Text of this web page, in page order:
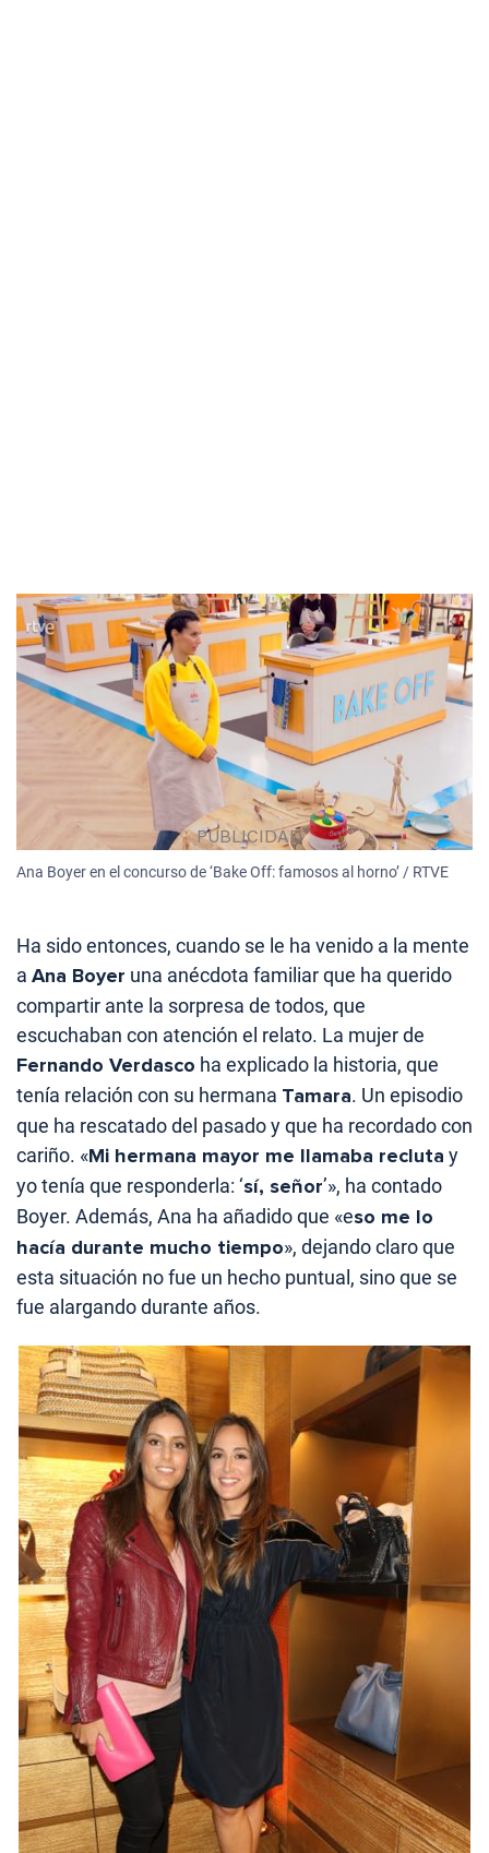
Ana Boyer en el concurso de ‘Bake Off: famosos al horno’ / RTVE
Ha sido entonces, cuando se le ha venido a la mente
a Ana Boyer una anécdota familiar que ha querido
compartir ante la sorpresa de todos, que
escuchaban con atención el relato. La mujer de
Fernando Verdasco ha explicado la historia, que
tenía relación con su hermana Tamara. Un episodio
que ha rescatado del pasado y que ha recordado con
cariño. «Mi hermana mayor me llamaba recluta y
yo tenía que responderla: ‘sí, señor’», ha contado
Boyer. Además, Ana ha añadido que «eso me lo
hacía durante mucho tiempo», dejando claro que
esta situación no fue un hecho puntual, sino que se
fue alargando durante años.